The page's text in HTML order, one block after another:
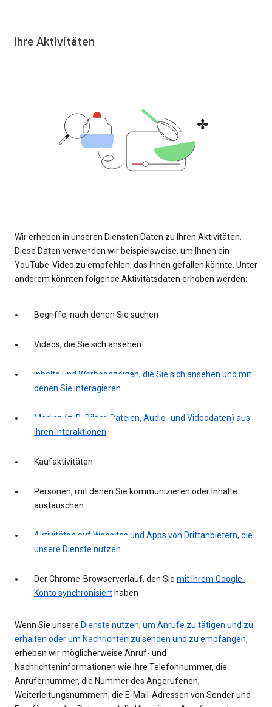
Ihre Aktivitäten
Wir erheben in unseren Diensten Daten zu Ihren Aktivitäten.
Diese Daten verwenden wir beispielsweise, um Ihnen ein
YouTube-Video zu empfehlen, das Ihnen gefallen könnte. Unter
anderem könnten folgende Aktivitätsdaten erhoben werden:
Begriffe, nach denen Sie suchen
Videos, die Sie sich ansehen
Inhalte und Werbeanzeigen, die Sie sich ansehen und mit
denen Sie interagieren
Medien (z. B. Bilder, Dateien, Audio- und Videodaten) aus
Ihren Interaktionen
Kaufaktivitäten
Personen, mit denen Sie kommunizieren oder Inhalte
austauschen
Aktivitäten auf Websites und Apps von Drittanbietern, die
unsere Dienste nutzen
Der Chrome-Browserverlauf, den Sie mit Ihrem Google-
Konto synchronisiert haben
Wenn Sie unsere Dienste nutzen, um Anrufe zu tätigen und zu
erhalten oder um Nachrichten zu senden und zu empfangen,
erheben wir möglicherweise Anruf- und
Nachrichteninformationen wie Ihre Telefonnummer, die
Anrufernummer, die Nummer des Angerufenen,
Weiterleitungsnummern, die E-Mail-Adressen von Sender und